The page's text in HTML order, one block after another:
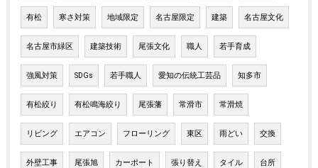
有松 寒さ対策 地域限定 名古屋限定 建築 名古屋文化
名古屋市緑区 建築技術 尾張文化 職人 若手育成
強風対策 SDGs 若手職人 愛知の伝統工芸品 知多市
有松絞り 有松鳴海絞り 尾張藩 常滑市 常滑焼
リビング エアコン フローリング 東区 雨どい 交換
外壁工事 尾張旭 カーポート 張り替え タイル 台所